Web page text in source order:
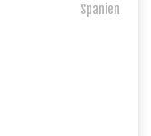
Spanien